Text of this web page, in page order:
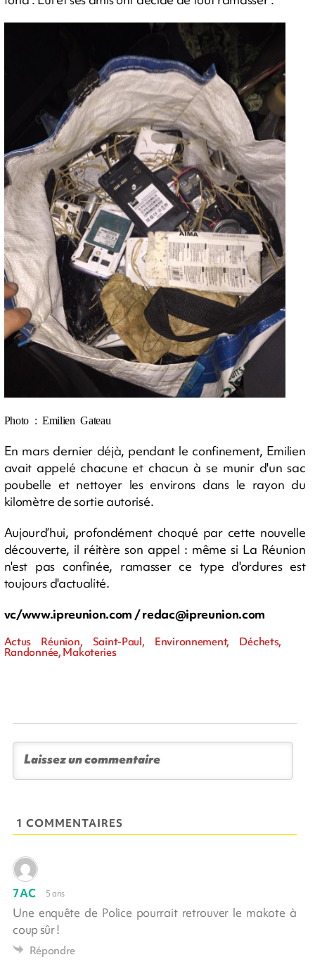
Photo : Emilien Gateau
En mars dernier déjà, pendant le confinement, Emilien
avait appelé chacune et chacun à se munir d'un sac
poubelle et nettoyer les environs dans le rayon du
kilomètre de sortie autorisé.
Aujourd’hui, profondément choqué par cette nouvelle
découverte, il réitère son appel : même si La Réunion
n'est pas confinée, ramasser ce type d'ordures est
toujours d'actualité.
vc/www.ipreunion.com /redac@ipreunion.com
Actus Réunion, Saint-Paul, Environnement, Déchets,
Randonnée, Makoteries
1 COMMENTAIRES
7AC 5 ans
Une enquête de Police pourrait retrouver le makote à
coup sûr !
Répondre